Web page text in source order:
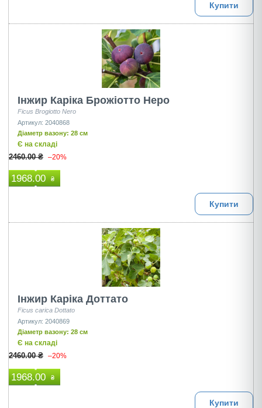
Купити
Інжир Каріка Брожіотто Неро
Ficus Brogiotto Nero
Артикул: 2040868
Діаметр вазону: 28 см
Є на складі
2460.00 ₴ –20%
1968.00 ₴
Купити
Інжир Каріка Доттато
Ficus carica Dottato
Артикул: 2040869
Діаметр вазону: 28 см
Є на складі
2460.00 ₴ –20%
1968.00 ₴
Купити